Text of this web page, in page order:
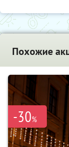
Похожие
-30%